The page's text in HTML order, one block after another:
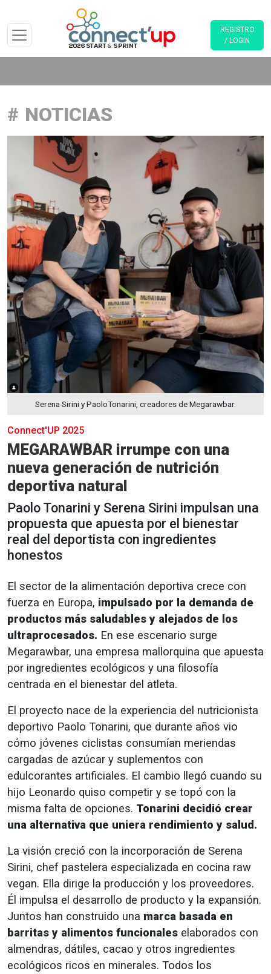
REGISTRO
/ LOGIN
NOTICIAS
Serena Sirini y PaoloTonarini, creadores de Megarawbar.
Connect'UP 2025
MEGARAWBAR irrumpe con una
nueva generación de nutrición
deportiva natural
Paolo Tonarini y Serena Sirini impulsan una
propuesta que apuesta por el bienestar
real del deportista con ingredientes
honestos
El sector de la alimentación deportiva crece con
fuerza en Europa, impulsado por la demanda de
productos más saludables y alejados de los
ultraprocesados. En ese escenario surge
Megarawbar, una empresa mallorquina que apuesta
por ingredientes ecológicos y una filosofía
centrada en el bienestar del atleta.
El proyecto nace de la experiencia del nutricionista
deportivo Paolo Tonarini, que durante años vio
cómo jóvenes ciclistas consumían meriendas
cargadas de azúcar y suplementos con
edulcorantes artificiales. El cambio llegó cuando su
hijo Leonardo quiso competir y se topó con la
misma falta de opciones. Tonarini decidió crear
una alternativa que uniera rendimiento y salud.
La visión creció con la incorporación de Serena
Sirini, chef pastelera especializada en cocina raw
vegan. Ella dirige la producción y los proveedores.
Él impulsa el desarrollo de producto y la expansión.
Juntos han construido una marca basada en
barritas y alimentos funcionales elaborados con
almendras, dátiles, cacao y otros ingredientes
ecológicos ricos en minerales. Todos los